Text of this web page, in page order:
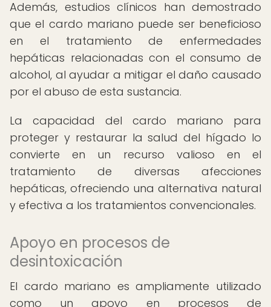
Además, estudios clínicos han demostrado
que el cardo mariano puede ser beneficioso
en el tratamiento de enfermedades
hepáticas relacionadas con el consumo de
alcohol, al ayudar a mitigar el daño causado
por el abuso de esta sustancia.
La capacidad del cardo mariano para
proteger y restaurar la salud del hígado lo
convierte en un recurso valioso en el
tratamiento de diversas afecciones
hepáticas, ofreciendo una alternativa natural
y efectiva a los tratamientos convencionales.
Apoyo en procesos de
desintoxicación
El cardo mariano es ampliamente utilizado
como un apoyo en procesos de